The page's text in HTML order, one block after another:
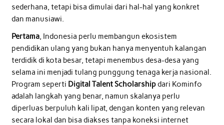
sederhana, tetapi bisa dimulai dari hal-hal yang konkret
dan manusiawi.
Pertama, Indonesia perlu membangun ekosistem
pendidikan ulang yang bukan hanya menyentuh kalangan
terdidik di kota besar, tetapi menembus desa-desa yang
selama ini menjadi tulang punggung tenaga kerja nasional.
Program seperti Digital Talent Scholarshipdari Kominfo
adalah langkah yang benar, namun skalanya perlu
diperluas berpuluh kali lipat, dengan konten yang relevan
secara lokal dan bisa diakses tanpa koneksi internet